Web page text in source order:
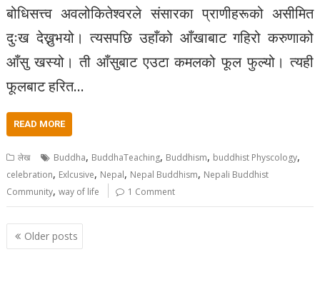
बोधिसत्त्व अवलोकितेश्वरले संसारका प्राणीहरूको असीमित
दुःख देख्नुभयो। त्यसपछि उहाँको आँखाबाट गहिरो करुणाको
आँसु खस्यो। ती आँसुबाट एउटा कमलको फूल फुल्यो। त्यही
फूलबाट हरित…
READ MORE
लेख Buddha, BuddhaTeaching, Buddhism, buddhist Physcology,
celebration, Exlcusive, Nepal, Nepal Buddhism, Nepali Buddhist
Community,way of life 1 Comment
Posts
navigation
Older posts